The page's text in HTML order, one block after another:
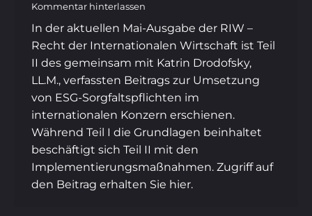
Kommentar hinterlassen
In der aktuellen Mai-Ausgabe der RIW –
Recht der Internationalen Wirtschaft ist Teil
II des gemeinsam mit Katrin Drodofsky,
LL.M., verfassten Beitrags zur Umsetzung
von ESG-Sorgfaltspflichten im
internationalen Konzern erschienen.
Während Teil I die Grundlagen beinhaltet
beschäftigt sich Teil II mit den
Implementierungsmaßnahmen. Zugriff auf
den Beitrag erhalten Sie hier.